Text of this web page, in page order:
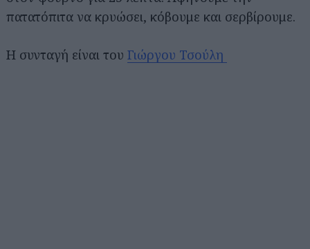
πατατόπιτα να κρυώσει, κόβουμε και σερβίρουμε.
Η συνταγή είναι του Γιώργου Τσούλη